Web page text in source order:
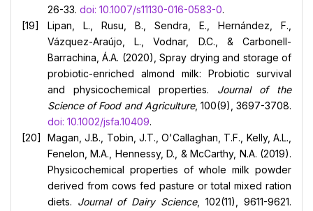
26-33. doi: 10.1007/s11130-016-0583-0.
Lipan, L., Rusu, B., Sendra, E., Hernández, F.,
Vázquez-Araújo, L., Vodnar, D.C., & Carbonell-
Barrachina, Á.A. (2020), Spray drying and storage of
probiotic-enriched almond milk: Probiotic survival
and physicochemical properties. Journal of the
Science of Food and Agriculture, 100(9), 3697-3708.
doi: 10.1002/jsfa.10409.
Magan, J.B., Tobin, J.T., O'Callaghan, T.F., Kelly, A.L.,
Fenelon, M.A., Hennessy, D., & McCarthy, N.A. (2019).
Physicochemical properties of whole milk powder
derived from cows fed pasture or total mixed ration
diets. Journal of Dairy Science, 102(11), 9611-9621.